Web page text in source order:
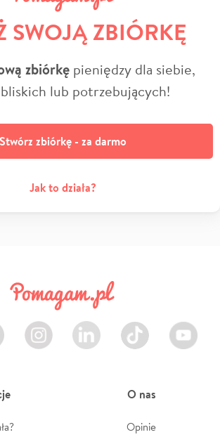
SWOJĄ ZBIÓRKĘ
zbiórkę pieniędzy dla siebie,
lub potrzebujących!
Stwórz zbiórkę - za darmo
Jak to działa?
Instagram LinkedIn TikTok Youtube
O nas
Opinie